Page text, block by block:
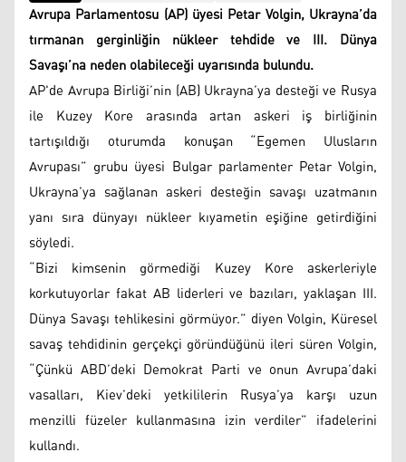
Avrupa Parlamentosu (AP) üyesi Petar Volgin, Ukrayna’da
tırmanan gerginliğin nükleer tehdide ve III. Dünya
Savaşı’na neden olabileceği uyarısında bulundu.
AP'de Avrupa Birliği’nin (AB) Ukrayna’ya desteği ve Rusya
ile Kuzey Kore arasında artan askeri iş birliğinin
tartışıldığı oturumda konuşan “Egemen Ulusların
Avrupası” grubu üyesi Bulgar parlamenter Petar Volgin,
Ukrayna’ya sağlanan askeri desteğin savaşı uzatmanın
yanı sıra dünyayı nükleer kıyametin eşiğine getirdiğini
söyledi.
“Bizi kimsenin görmediği Kuzey Kore askerleriyle
korkutuyorlar fakat AB liderleri ve bazıları, yaklaşan III.
Dünya Savaşı tehlikesini görmüyor.” diyen Volgin, Küresel
savaş tehdidinin gerçekçi göründüğünü ileri süren Volgin,
“Çünkü ABD’deki Demokrat Parti ve onun Avrupa’daki
vasalları, Kiev’deki yetkililerin Rusya’ya karşı uzun
menzilli füzeler kullanmasına izin verdiler” ifadelerini
kullandı.